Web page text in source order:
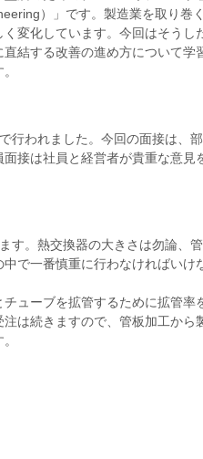
）」です。製造業を取り巻
変化しています。今回はそう
結する改善の進め方について学
行われました。今回の面接は、
接は社員と経営者が貴重な意
す。熱交換器の大きさは勿論、
で一番慎重に行わなければい
ューブを拡管するために拡管
は続きますので、管板加工か